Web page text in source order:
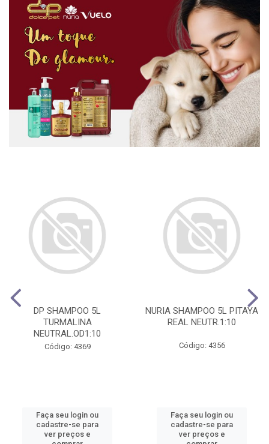
DP SHAMPOO 5L
TURMALINA
NEUTRAL.OD1:10
Código: 4369
Faça seu login ou
cadastre-se para
ver preços e
NURIA SHAMPOO 5L PITAYA
REAL NEUTR.1:10
Código: 4356
Faça seu login ou
cadastre-se para
ver preços e